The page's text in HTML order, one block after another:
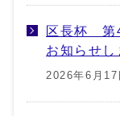
区長杯 第
お知らせし
2026年6月17